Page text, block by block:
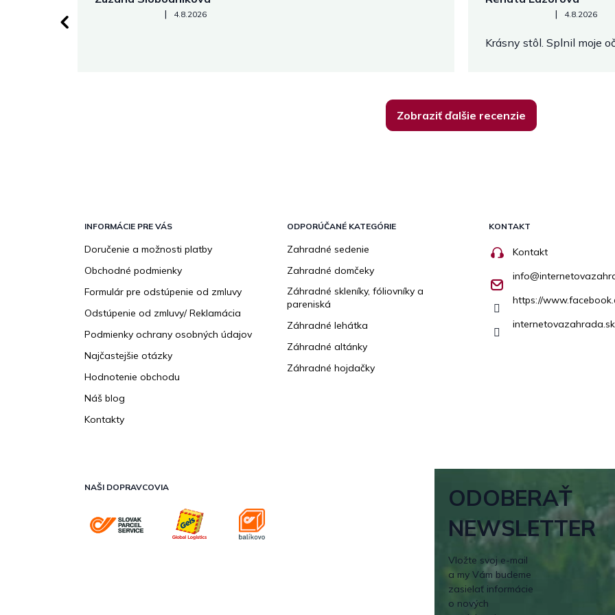
Hodnotenie obchodu je 5 z 5 hviezdičiek.
| 4.8.2026 Hodnotenie obchodu je 5 z
| 4.8.2026
Krásny stôl. Splnil moje
Zobraziť ďalšie recenzie
INFORMÁCIE PRE VÁS
Doručenie a možnosti platby
Obchodné podmienky
Formulár pre odstúpenie od zmluvy
Odstúpenie od zmluvy/ Reklamácia
Podmienky ochrany osobných údajov
Najčastejšie otázky
Hodnotenie obchodu
Náš blog
Kontakty
ODPORÚČANÉ KATEGÓRIE
Zahradné sedenie
Zahradné domčeky
Záhradné skleníky, fóliovníky a
pareniská
Záhradné lehátka
Záhradné altánky
Záhradné hojdačky
KONTAKT
Kontakt
info@
https://
internetovazahrada.sk
NAŠI DOPRAVCOVIA
ODOBERAŤ
NEWSLETTER
Vložte svoj e-mail
a my Vám budeme
zasielať informácie
o nových